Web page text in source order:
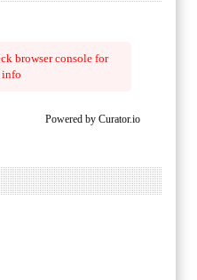
browser console for
info
Powered by Curator.io